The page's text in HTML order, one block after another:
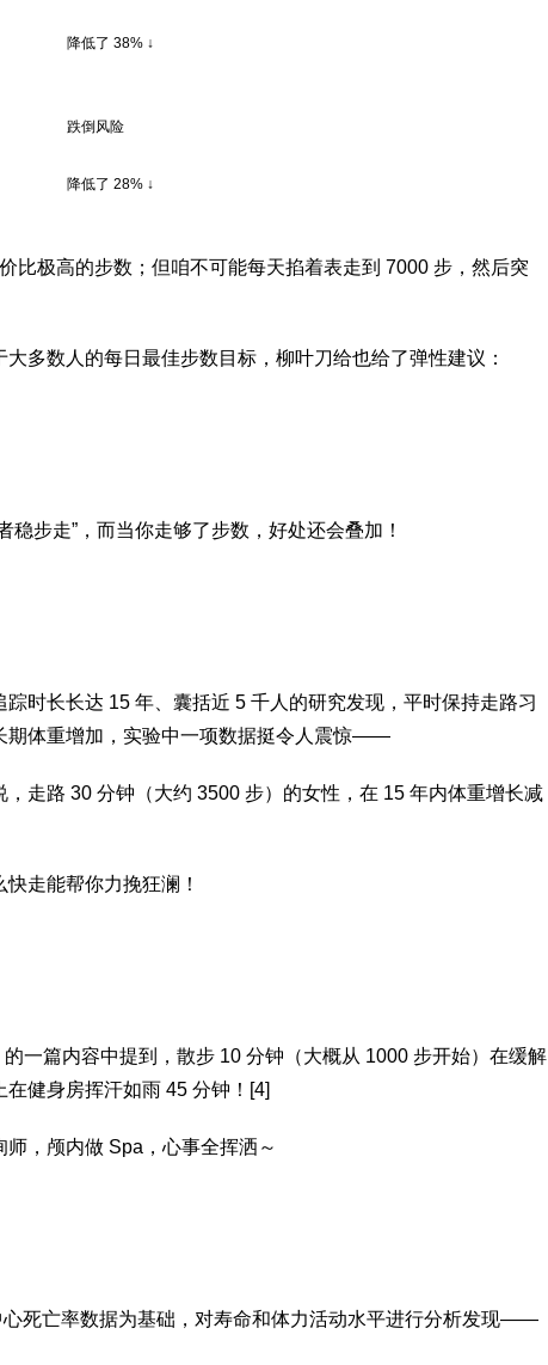
降低了 38% ↓
跌倒风险
降低了 28% ↓
比极高的步数；但咱不可能每天掐着表走到 7000 步，然后突
多数人的每日最佳步数目标，柳叶刀给也给了弹性建议：
稳步走”，而当你走够了步数，好处还会叠加！
踪时长长达 15 年、囊括近 5 千人的研究发现，平时保持走路习
期体重增加，实验中一项数据挺令人震惊——
走路 30 分钟（大约 3500 步）的女性，在 15 年内体重增长减
走能帮你力挽狂澜！
一篇内容中提到，散步 10 分钟（大概从 1000 步开始）在缓解
健身房挥汗如雨 45 分钟！[4]
，颅内做 Spa，心事全挥洒～
心死亡率数据为基础，对寿命和体力活动水平进行分析发现——